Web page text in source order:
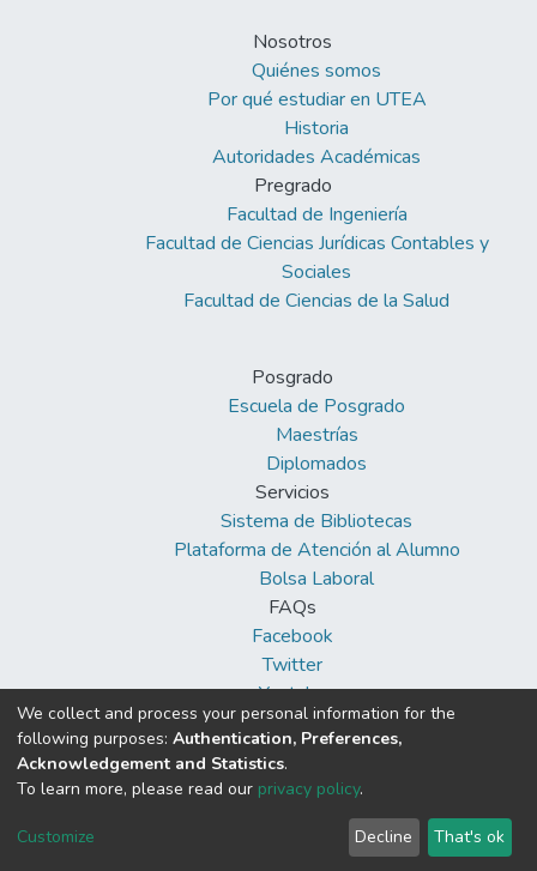
Nosotros
Quiénes somos
Por qué estudiar en UTEA
Historia
Autoridades Académicas
Pregrado
Facultad de Ingeniería
Facultad de Ciencias Jurídicas Contables y
Sociales
Facultad de Ciencias de la Salud
Posgrado
Escuela de Posgrado
Maestrías
Diplomados
Servicios
Sistema de Bibliotecas
Plataforma de Atención al Alumno
Bolsa Laboral
FAQs
Facebook
Twitter
Youtube
DSpace software copyright © 2002-2026
Cookie
End User
Agreement
Send
Feedback
We collect and process your personal information for the
following purposes: Authentication, Preferences,
Acknowledgement and Statistics.
To learn more, please read our privacy policy.
Customize Decline That's ok